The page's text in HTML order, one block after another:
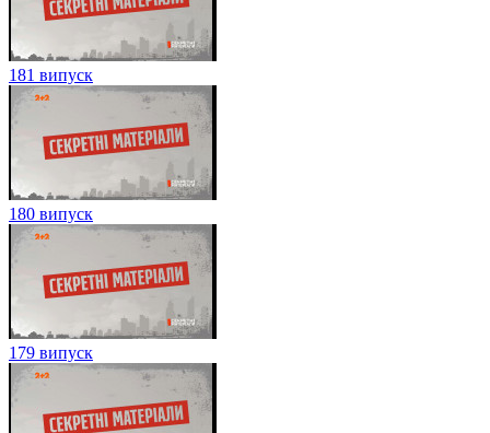
181 випуск
180 випуск
179 випуск